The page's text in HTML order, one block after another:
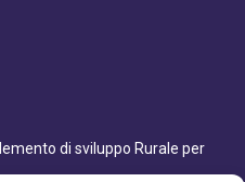
di sviluppo Rurale per